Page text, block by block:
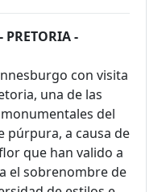
PRETORIA -
con visita
una de las
del
púrpura, a causa de
que han valido a
el sobrenombre de